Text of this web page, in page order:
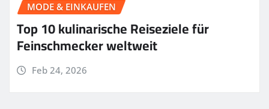
MODE & EINKAUFEN
Top 10 kulinarische Reiseziele für
Feinschmecker weltweit
Feb 24, 2026